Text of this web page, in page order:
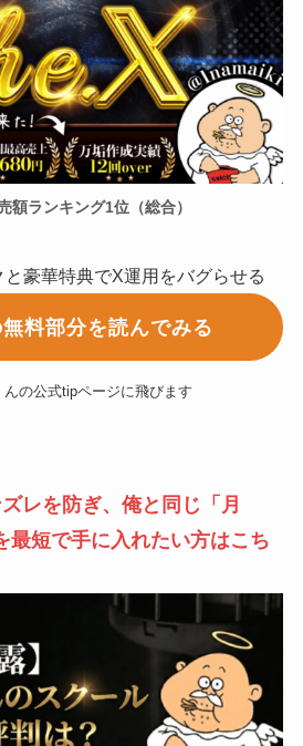
額ランキング1位（総合）
豪華特典でX運用をバグらせる
料部分を読んでみる
の公式tipページに飛びます
レを防ぎ、俺と同じ「月
最短で手に入れたい方はこち